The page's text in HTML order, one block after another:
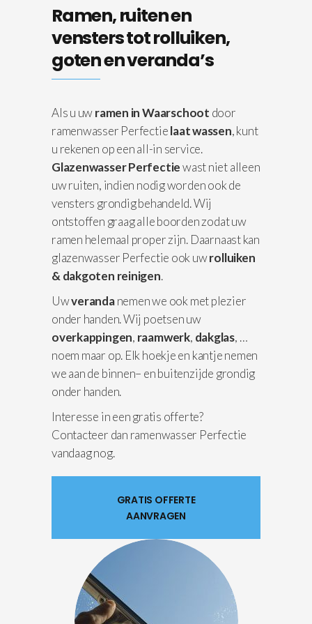
Ramen, ruiten en
vensters tot rolluiken,
goten en veranda’s
Als u uwramen in Waarschoot door
ramenwasser Perfectielaat wassen, kunt
u rekenen op een all-in service.
Glazenwasser Perfectiewast niet alleen
uw ruiten, indien nodig worden ook de
vensters grondig behandeld. Wij
ontstoffen graag alle boorden zodat uw
ramen helemaal proper zijn. Daarnaast kan
glazenwasser Perfectie ook uwrolluiken
& dakgoten reinigen.
Uwverandanemen we ook met plezier
onder handen. Wij poetsen uw
overkappingen, raamwerk, dakglas, …
noem maar op. Elk hoekje en kantje nemen
we aan de binnen– en buitenzijde grondig
onder handen.
Interesse in een gratis offerte?
Contacteer dan ramenwasser Perfectie
vandaag nog.
GRATIS OFFERTE
AANVRAGEN